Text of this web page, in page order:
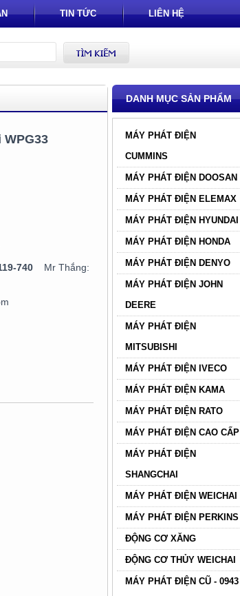
TIN TỨC LIÊN HỆ
740Mr Thắng:
DANH MỤC SẢN PHẨM
MÁY PHÁT ĐIỆN
CUMMINS
MÁY PHÁT ĐIỆN DOOSAN
MÁY PHÁT ĐIỆN ELEMAX
MÁY PHÁT ĐIỆN HYUNDAI
MÁY PHÁT ĐIỆN HONDA
MÁY PHÁT ĐIỆN DENYO
MÁY PHÁT ĐIỆN JOHN
DEERE
MÁY PHÁT ĐIỆN
MITSUBISHI
MÁY PHÁT ĐIỆN IVECO
MÁY PHÁT ĐIỆN KAMA
MÁY PHÁT ĐIỆN RATO
MÁY PHÁT ĐIỆN CAO CẤP
MÁY PHÁT ĐIỆN
SHANGCHAI
MÁY PHÁT ĐIỆN WEICHAI
MÁY PHÁT ĐIỆN PERKINS
ĐỘNG CƠ XĂNG
ĐỘNG CƠ THỦY WEICHAI
MÁY PHÁT ĐIỆN CŨ - 0943